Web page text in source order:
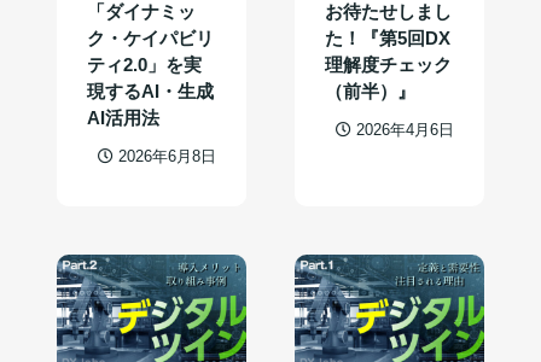
「ダイナミッ
ク・ケイパビリ
ティ2.0」を実
現するAI・生成
AI活用法
2026年6月8日
お待たせしまし
た！『第5回DX
理解度チェック
（前半）』
2026年4月6日